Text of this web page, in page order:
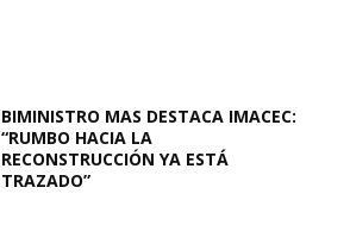
BIMINISTRO MAS DESTACA IMACEC:
“RUMBO HACIA LA
RECONSTRUCCIÓN YA ESTÁ
TRAZADO”